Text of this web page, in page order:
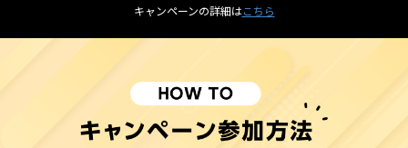
キャンペーンの詳細はこちら